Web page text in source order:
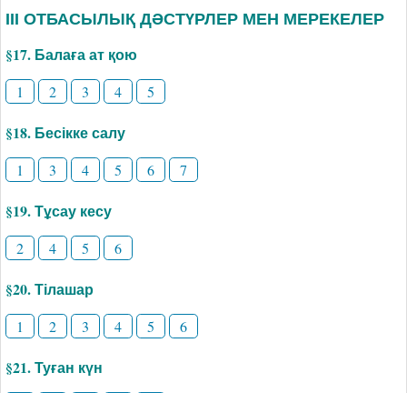
ІІІ ОТБАСЫЛЫҚ ДӘСТҮРЛЕР МЕН МЕРЕКЕЛЕР
§17. Балаға ат қою
1 2 3 4 5
§18. Бесікке салу
1 3 4 5 6 7
§19. Тұсау кесу
2 4 5 6
§20. Тілашар
1 2 3 4 5 6
§21. Туған күн